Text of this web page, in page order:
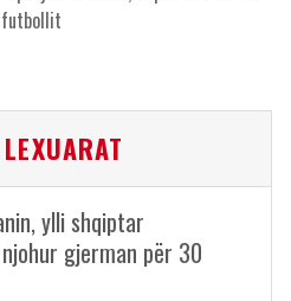
futbollit
ylli shqiptar
gjerman për 30